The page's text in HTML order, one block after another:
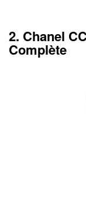
2. Chanel
Complète